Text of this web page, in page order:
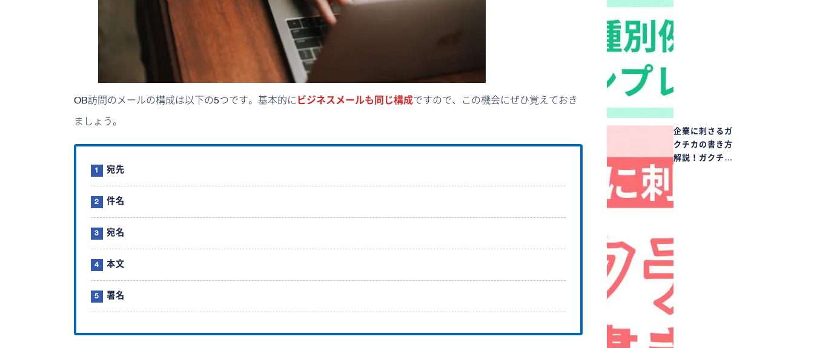
OB訪問のメールの構成は以下の5つです。基本的にビジネスメールも同じ構成ですので、この機会にぜひ覚えておき
ましょう。
宛先
件名
宛名
本文
署名
企業に刺さるガ
クチカの書き方
解説！ガクチ…